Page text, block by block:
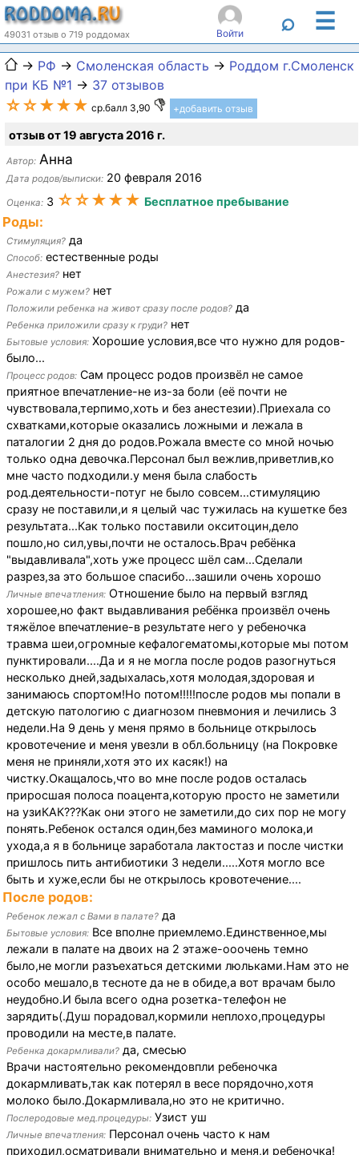
49031 отзыв о 719 роддомах Войти ⌕ ☰
→ РФ → Смоленская область → Роддом г.Смоленск
при КБ №1 → 37 отзывов
☆☆★★★ ср.балл 3,90 +добавить отзыв
отзыв от 19 августа 2016 г.
Автор: Анна
Дата родов/выписки: 20 февраля 2016
Оценка: 3 ☆☆★★★ Бесплатное пребывание
Роды:
Стимуляция? да
Способ: естественные роды
Анестезия? нет
Рожали с мужем? нет
Положили ребенка на живот сразу после родов? да
Ребенка приложили сразу к груди? нет
Бытовые условия: Хорошие условия,все что нужно для родов-
было...
Процесс родов: Сам процесс родов произвёл не самое
приятное впечатление-не из-за боли (её почти не
чувствовала,терпимо,хоть и без анестезии).Приехала со
схватками,которые оказались ложными и лежала в
паталогии 2 дня до родов.Рожала вместе со мной ночью
только одна девочка.Персонал был вежлив,приветлив,ко
мне часто подходили.у меня была слабость
род.деятельности-потуг не было совсем...стимуляцию
сразу не поставили,и я целый час тужилась на кушетке без
результата...Как только поставили окситоцин,дело
пошло,но сил,увы,почти не осталось.Врач ребёнка
"выдавливала",хоть уже процесс шёл сам...Сделали
разрез,за это большое спасибо...зашили очень хорошо
Личные впечатления: Отношение было на первый взгляд
хорошее,но факт выдавливания ребёнка произвёл очень
тяжёлое впечатление-в результате него у ребеночка
травма шеи,огромные кефалогематомы,которые мы потом
пунктировали....Да и я не могла после родов разогнуться
несколько дней,задыхалась,хотя молодая,здоровая и
занимаюсь спортом!Но потом!!!!!после родов мы попали в
детскую патологию с диагнозом пневмония и лечились 3
недели.На 9 день у меня прямо в больнице открылось
кровотечение и меня увезли в обл.больницу (на Покровке
меня не приняли,хотя это их касяк!) на
чистку.Окащалось,что во мне после родов осталась
приросшая полоса поацента,которую просто не заметили
на узиКАК???Как они этого не заметили,до сих пор не могу
понять.Ребенок остался один,без маминого молока,и
ухода,а я в больнице заработала лактостаз и после чистки
пришлось пить антибиотики 3 недели.....Хотя могло все
быть и хуже,если бы не открылось кровотечение....
После родов:
Ребенок лежал с Вами в палате? да
Бытовые условия: Все вполне приемлемо.Единственное,мы
лежали в палате на двоих на 2 этаже-ооочень темно
было,не могли разъехаться детскими люльками.Нам это не
особо мешало,в тесноте да не в обиде,а вот врачам было
неудобно.И была всего одна розетка-телефон не
зарядить(.Душ порадовал,кормили неплохо,процедуры
проводили на месте,в палате.
Ребенка докармливали? да, смесью
Врачи настоятельно рекомендовпли ребеночка
докармливать,так как потерял в весе порядочно,хотя
молоко было.Докармливала,но это не критично.
Послеродовые мед.процедуры: Узист уш
Личные впечатления: Персонал очень часто к нам
приходил,осматривали внимательно и меня,и ребеночка!